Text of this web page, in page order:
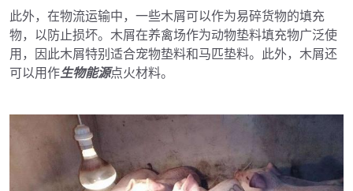
此外，在物流运输中，一些木屑可以作为易碎货物的填充
物，以防止损坏。木屑在养禽场作为动物垫料填充物广泛使
用，因此木屑特别适合宠物垫料和马匹垫料。此外，木屑还
可以用作生物能源点火材料。